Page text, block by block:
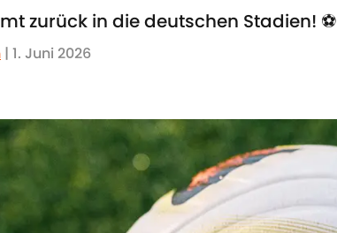
zurück in die deutschen Stadien! ⚽️
| 1. Juni 2026